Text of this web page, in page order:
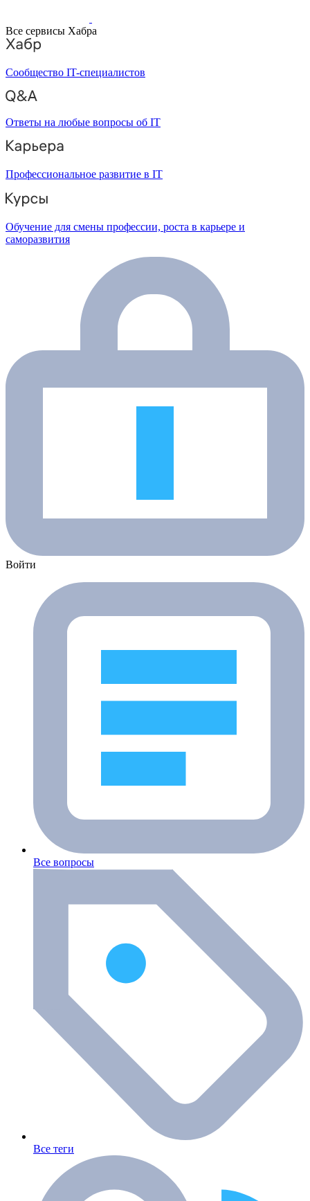
Все сервисы Хабра
Сообщество IT-специалистов
Ответы на любые вопросы об IT
Профессиональное развитие в IT
Обучение для смены профессии, роста в карьере и
саморазвития
Войти
Все вопросы
Все теги